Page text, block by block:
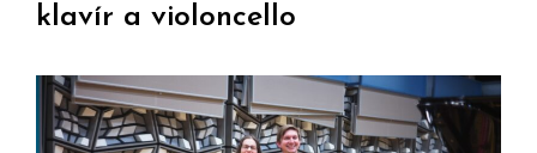
klavír a violoncello